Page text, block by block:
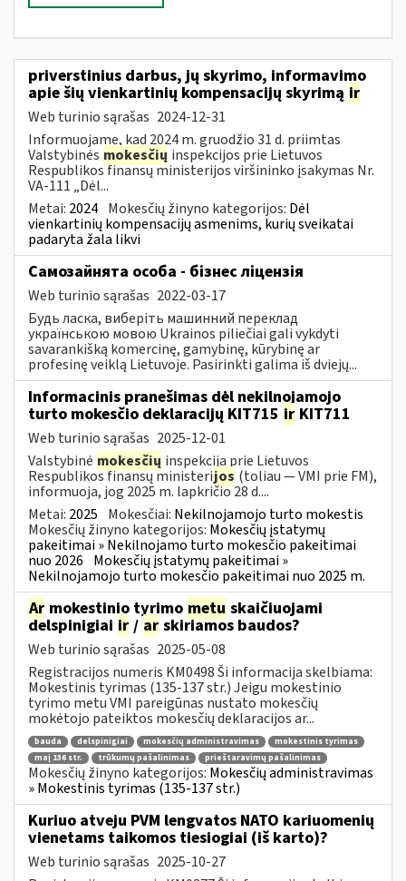
priverstinius darbus, jų skyrimo, informavimo
apie šių vienkartinių kompensacijų skyrimą ir
Web turinio sąrašas 2024-12-31
Informuojame, kad 2024 m. gruodžio 31 d. priimtas
Valstybinės mokesčių inspekcijos prie Lietuvos
Respublikos finansų ministerijos viršininko įsakymas Nr.
VA-111 „Dėl...
Metai: 2024 Mokesčių žinyno kategorijos: Dėl
vienkartinių kompensacijų asmenims, kurių sveikatai
padaryta žala likvi
Самозайнята особа - бізнес ліцензія
Web turinio sąrašas 2022-03-17
Будь ласка, виберіть машинний переклад
українською мовою Ukrainos piliečiai gali vykdyti
savarankišką komercinę, gamybinę, kūrybinę ar
profesinę veiklą Lietuvoje. Pasirinkti galima iš dviejų...
Informacinis pranešimas dėl nekilnojamojo
turto mokesčio deklaracijų KIT715 ir KIT711
Web turinio sąrašas 2025-12-01
Valstybinė mokesčių inspekcija prie Lietuvos
Respublikos finansų ministerijos (toliau — VMI prie FM),
informuoja, jog 2025 m. lapkričio 28 d....
Metai: 2025 Mokesčiai: Nekilnojamojo turto mokestis
Mokesčių žinyno kategorijos: Mokesčių įstatymų
pakeitimai » Nekilnojamo turto mokesčio pakeitimai
nuo 2026 Mokesčių įstatymų pakeitimai »
Nekilnojamojo turto mokesčio pakeitimai nuo 2025 m.
Ar mokestinio tyrimo metu skaičiuojami
delspinigiai ir / ar skiriamos baudos?
Web turinio sąrašas 2025-05-08
Registracijos numeris KM0498 Ši informacija skelbiama:
Mokestinis tyrimas (135-137 str.) Jeigu mokestinio
tyrimo metu VMI pareigūnas nustato mokesčių
mokėtojo pateiktos mokesčių deklaracijos ar...
bauda delspinigiai mokesčių administravimas
mokestinis tyrimas
maį 136 str.
trūkumų pašalinimas prieštaravimų pašalinimas
Mokesčių žinyno kategorijos: Mokesčių administravimas
» Mokestinis tyrimas (135-137 str.)
Kuriuo atveju PVM lengvatos NATO kariuomenių
vienetams taikomos tiesiogiai (iš karto)?
Web turinio sąrašas 2025-10-27